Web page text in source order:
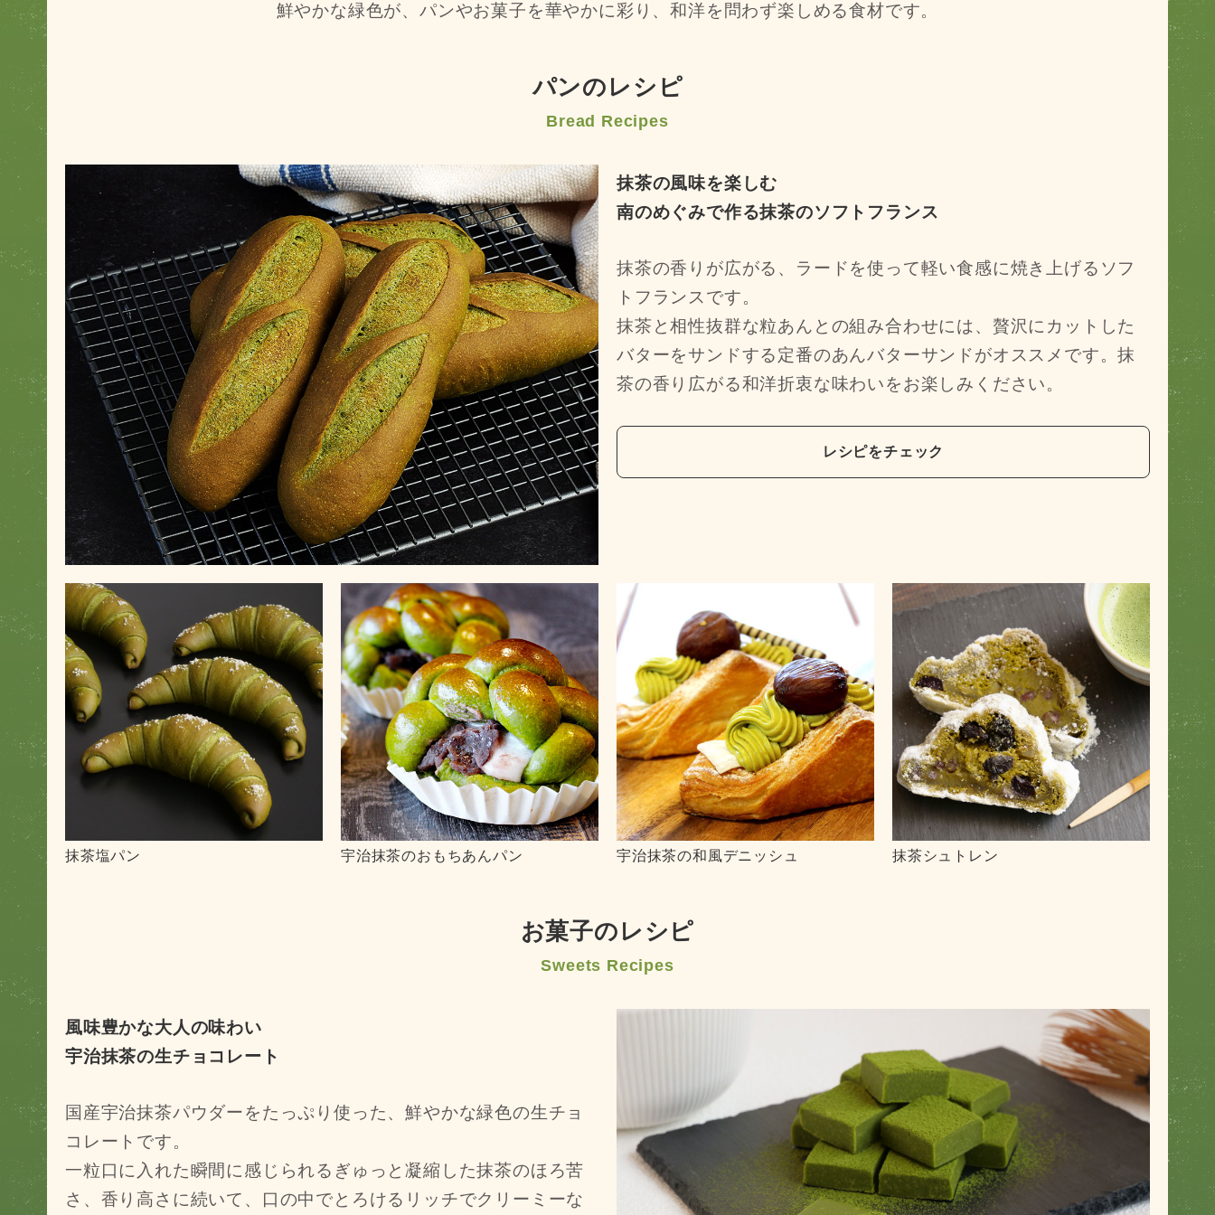
鮮やかな緑色が、パンやお菓子を華やかに彩り、和洋を問わず楽しめる食材です。
パンのレシピ
Bread Recipes
抹茶の風味を楽しむ
南のめぐみで作る抹茶のソフトフランス
抹茶の香りが広がる、ラードを使って軽い食感に焼き上げるソフ
トフランスです。
抹茶と相性抜群な粒あんとの組み合わせには、贅沢にカットした
バターをサンドする定番のあんバターサンドがオススメです。抹
茶の香り広がる和洋折衷な味わいをお楽しみください。
レシピをチェック
抹茶塩パン 宇治抹茶のおもちあんパン 宇治抹茶の和風デニッシュ 抹茶シュトレン
お菓子のレシピ
Sweets Recipes
風味豊かな大人の味わい
宇治抹茶の生チョコレート
国産宇治抹茶パウダーをたっぷり使った、鮮やかな緑色の生チョ
コレートです。
一粒口に入れた瞬間に感じられるぎゅっと凝縮した抹茶のほろ苦
さ、香り高さに続いて、口の中でとろけるリッチでクリーミーな